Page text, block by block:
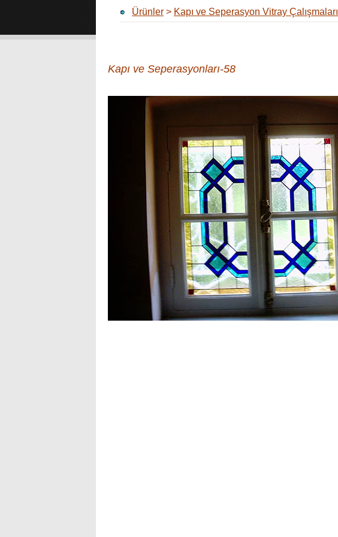
Ürünler > Kapı ve Seperasyon Vitray Çalışmaları
Kapı ve Seperasyonları-58